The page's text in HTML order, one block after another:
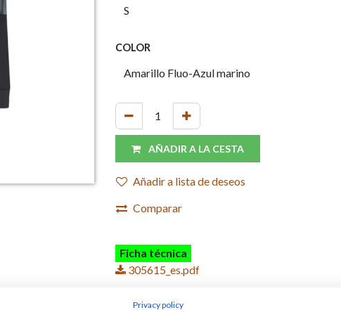
COLOR
AÑADIR A LA CESTA
Añadir a lista de deseos
Comparar
Ficha técnica
305615_es.pdf
Privacy policy